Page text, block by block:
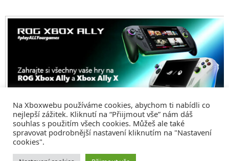
Na Xboxwebu používáme cookies, abychom ti nabídli co
nejlepší zážitek. Kliknutí na “Přiijmout vše” nám dáš
souhlas s použitím všech cookies. Můžeš ale také
spravovat podrobnější nastavení kliknutím na "Nastavení
cookies".